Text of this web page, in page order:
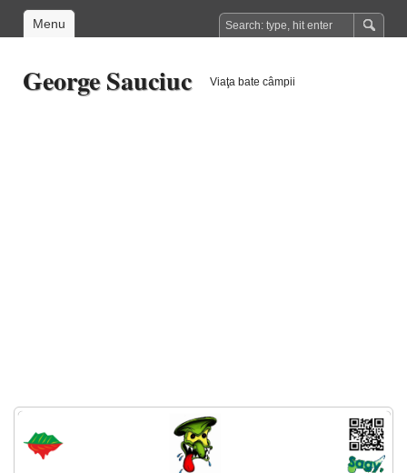
Menu
George Sauciuc Viaţa bate câmpii